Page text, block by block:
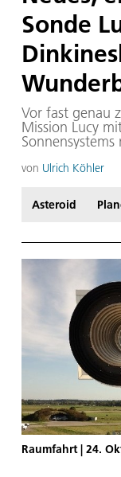
Sonde
Vor fast genau
Mission Lucy
Die
„Trojaner“
Sonne 60
hinterhereilen.
die Benennung
Bindeglied
von Ulrich Köhler
Asteroid
Raumfahrt| 24.